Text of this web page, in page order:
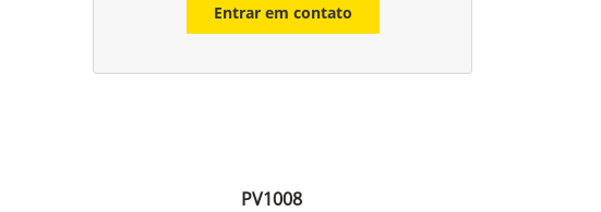
Entrar em contato
PV1008